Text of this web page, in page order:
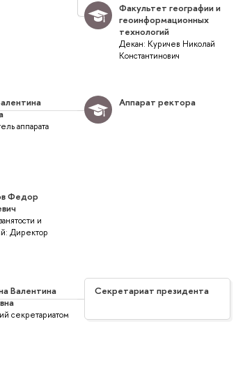
Факультет географии и
геоинформационных
технологий
Декан: Куричев Николай
Константинович
аппарата
Аппарат ректора
Федор
и
Директор
Валентина
секретариатом
Секретариат президента